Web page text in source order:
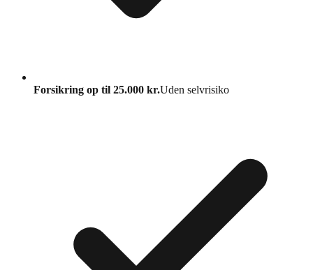
Forsikring op til 25.000 kr.Uden selvrisiko